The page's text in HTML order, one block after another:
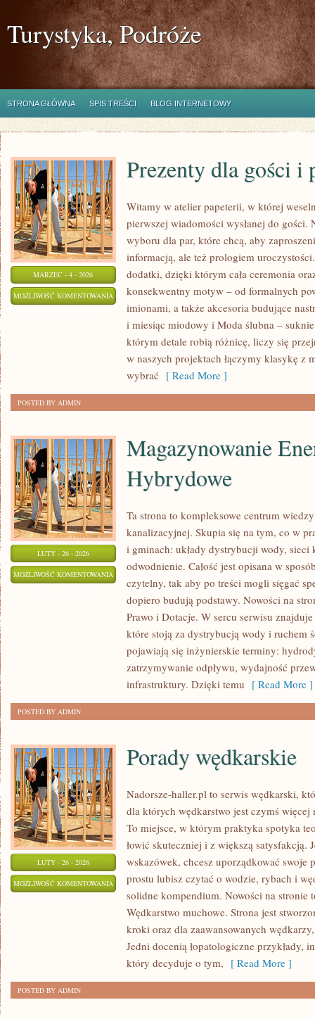
Turystyka, Podróże
STRONA GŁÓWNA SPIS TREŚCI BLOG INTERNETOWY
MARZEC - 4 - 2026
MOŻLIWOŚĆ KOMENTOWANIA PREZENTY
GOŚCI
PODZIĘKOWANIA
Prezenty dla gości i
Witamy w atelier papeterii, w której
pierwszej wiadomości wysłanej do gości.
wyboru dla par, które chcą, aby
informacją, ale też prologiem
dodatki, dzięki którym cała ceremonia
konsekwentny motyw – od formalnych
imionami, a także akcesoria budujące
i miesiąc miodowy i Moda ślubna –
którym detale robią różnicę, liczy się
w naszych projektach łączymy klasykę z
wybrać [ Read More ]
POSTED BY ADMIN
LUTY - 26 - 2026
MOŻLIWOŚĆ KOMENTOWANIA
ENERGII
Magazynowanie
Hybrydowe
Ta strona to kompleksowe centrum
kanalizacyjnej. Skupia się na tym, co w
i gminach: układy dystrybucji wody, sieci
odwodnienie. Całość jest opisana w
czytelny, tak aby po treści mogli sięgać
dopiero budują podstawy. Nowości na
Prawo i Dotacje. W sercu serwisu
które stoją za dystrybucją wody i ruchem
pojawiają się inżynierskie terminy:
zatrzymywanie odpływu, wydajność
infrastruktury. Dzięki temu [ Read More ]
POSTED BY ADMIN
LUTY - 26 - 2026
MOŻLIWOŚĆ KOMENTOWANIA PORADY
WĘDKARSKIE
Porady wędkarskie
Nadorsze-haller.pl to serwis wędkarski,
dla których wędkarstwo jest czymś
To miejsce, w którym praktyka spotyka
łowić skuteczniej i z większą satysfakcją.
wskazówek, chcesz uporządkować swoje
prostu lubisz czytać o wodzie, rybach i
solidne kompendium. Nowości na stronie
Wędkarstwo muchowe. Strona jest
kroki oraz dla zaawansowanych
Jedni docenią łopatologiczne przykłady,
który decyduje o tym, [ Read More ]
POSTED BY ADMIN